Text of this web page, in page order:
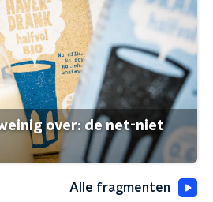
over: de net-niet
Alle fragmenten